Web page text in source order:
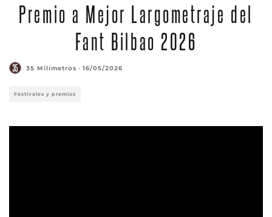
Premio a Mejor Largometraje del
Fant Bilbao 2026
35 Milímetros · 16/05/2026
Festivales y premios